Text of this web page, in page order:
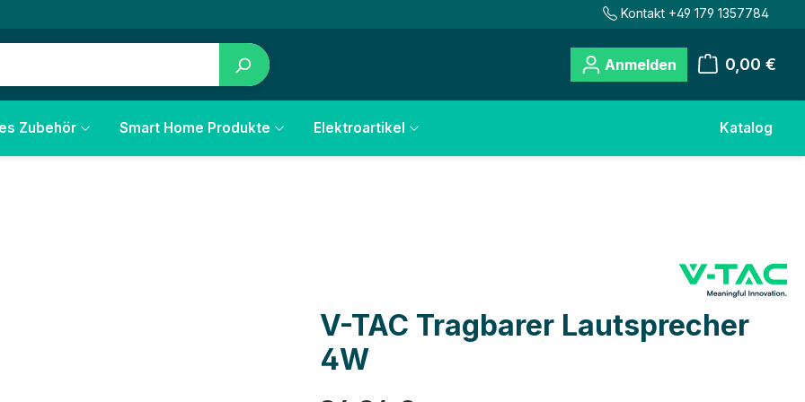
Kontakt +49 179 1357784
Anmelden 0,00 €
Zubehör Smart Home Produkte Elektroartikel Katalog
V-TAC Tragbarer Lautsprecher
4W